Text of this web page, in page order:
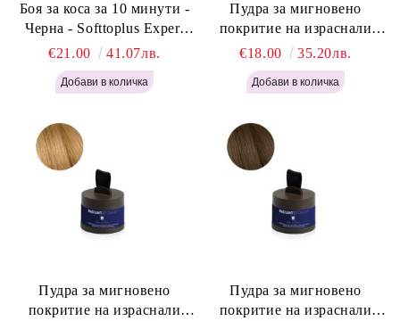
Боя за коса за 10 минути -
Черна - Softtoplus Expert
Woman Black 400мл
€21.00 41.07лв.
Пудра за мигновено
покритие на израснали
корени Светло Русо - Labor
Pro Instant Retouch Powder -
Light Blonde H646
€18.00 35.20лв.
Пудра за мигновено
покритие на израснали
Пудра за мигновено
покритие на израснали